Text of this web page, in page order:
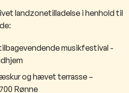
landzonetilladelse i henhold til
musikfestival -
og hævet terrasse –
Rønne